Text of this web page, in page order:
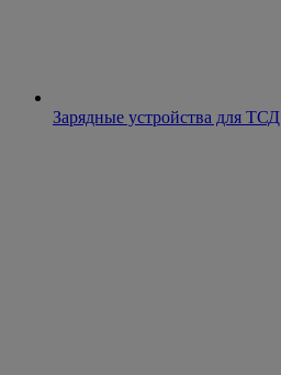
Зарядные устройства для ТСД